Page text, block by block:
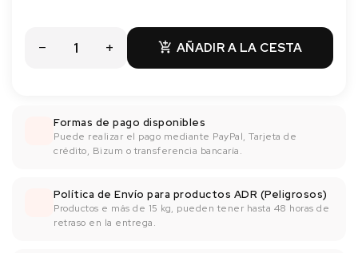
 AÑADIR A LA CESTA
Formas de pago disponibles
Puede realizar el pago mediante PayPal, Tarjeta de
crédito, Bizum o transferencia bancaría.
Política de Envío para productos ADR (Peligrosos)
Productos e más de 15 kg, pueden tener hasta 48 horas de
retraso en la entrega.